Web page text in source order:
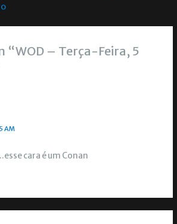
“WOD – Terça-Feira, 5
AM
cara é um Conan